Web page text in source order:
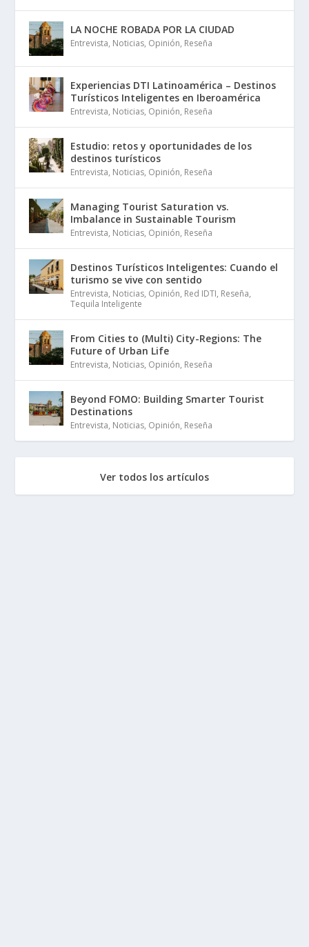
LA NOCHE ROBADA POR LA CIUDAD
Entrevista, Noticias, Opinión, Reseña
Experiencias DTI Latinoamérica – Destinos
Turísticos Inteligentes en Iberoamérica
Entrevista, Noticias, Opinión, Reseña
Estudio: retos y oportunidades de los
destinos turísticos
Entrevista, Noticias, Opinión, Reseña
Managing Tourist Saturation vs.
Imbalance in Sustainable Tourism
Entrevista, Noticias, Opinión, Reseña
Destinos Turísticos Inteligentes: Cuando el
turismo se vive con sentido
Entrevista, Noticias, Opinión, Red IDTI, Reseña,
Tequila Inteligente
From Cities to (Multi) City-Regions: The
Future of Urban Life
Entrevista, Noticias, Opinión, Reseña
Beyond FOMO: Building Smarter Tourist
Destinations
Entrevista, Noticias, Opinión, Reseña
Ver todos los artículos